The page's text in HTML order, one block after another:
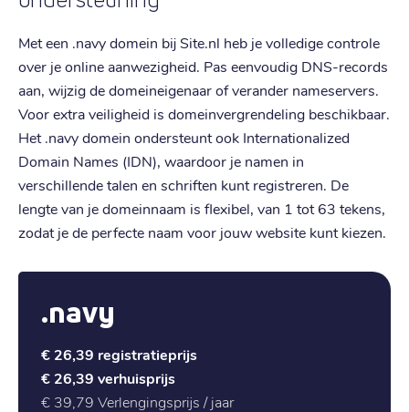
Met een .navy domein bij Site.nl heb je volledige controle
over je online aanwezigheid. Pas eenvoudig DNS-records
aan, wijzig de domeineigenaar of verander nameservers.
Voor extra veiligheid is domeinvergrendeling beschikbaar.
Het .navy domein ondersteunt ook Internationalized
Domain Names (IDN), waardoor je namen in
verschillende talen en schriften kunt registreren. De
lengte van je domeinnaam is flexibel, van 1 tot 63 tekens,
zodat je de perfecte naam voor jouw website kunt kiezen.
.navy
€ 26,39 registratieprijs
€ 26,39 verhuisprijs
€ 39,79 Verlengingsprijs / jaar